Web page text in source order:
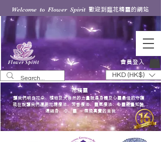
HKD (HK$)
Flower Spirit 會員登入
Welcome to Flower Spirit 歡迎到臨花精靈的網站
花精靈
讓我們明白花朵、植物及大自然的力量就是身體及心靈最佳的守護
現在就讓我們運用花精療法、芳香療法、靈氣療法、心靈能量知識...
連結身、心、靈 ~ 展現真實的自我